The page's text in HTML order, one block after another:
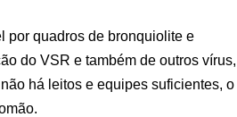
por quadros de bronquiolite e
do VSR e também de outros vírus,
há leitos e equipes suficientes, o